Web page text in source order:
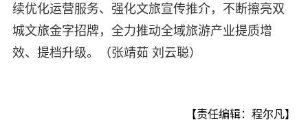
续优化运营服务、强化文旅宣传推介，不断擦亮双
城文旅金字招牌，全力推动全域旅游产业提质增
效、提档升级。（张靖茹 刘云聪）
【责任编辑：程尔凡】